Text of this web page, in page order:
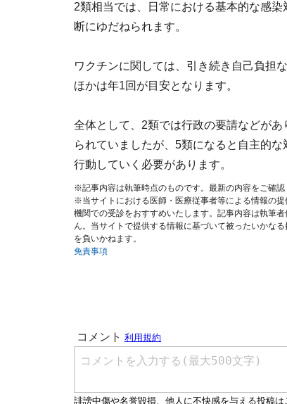
2類相当では、日常における基本的な感
断にゆだねられます。
ワクチンに関しては、引き続き自己負担
ほかは年1回が目安となります。
全体として、2類では行政の要請などが
られていましたが、5類になると自主的
行動していく必要があります。
※記事内容は執筆時点のものです。最新の内容をご確認
※当サイトにおける医師・医療従事者等による情報の
機関での受診をおすすめいたします。記事内容は執筆
ん。当サイトで提供する情報に基づいて被ったいかな
を負いかねます。
免責事項